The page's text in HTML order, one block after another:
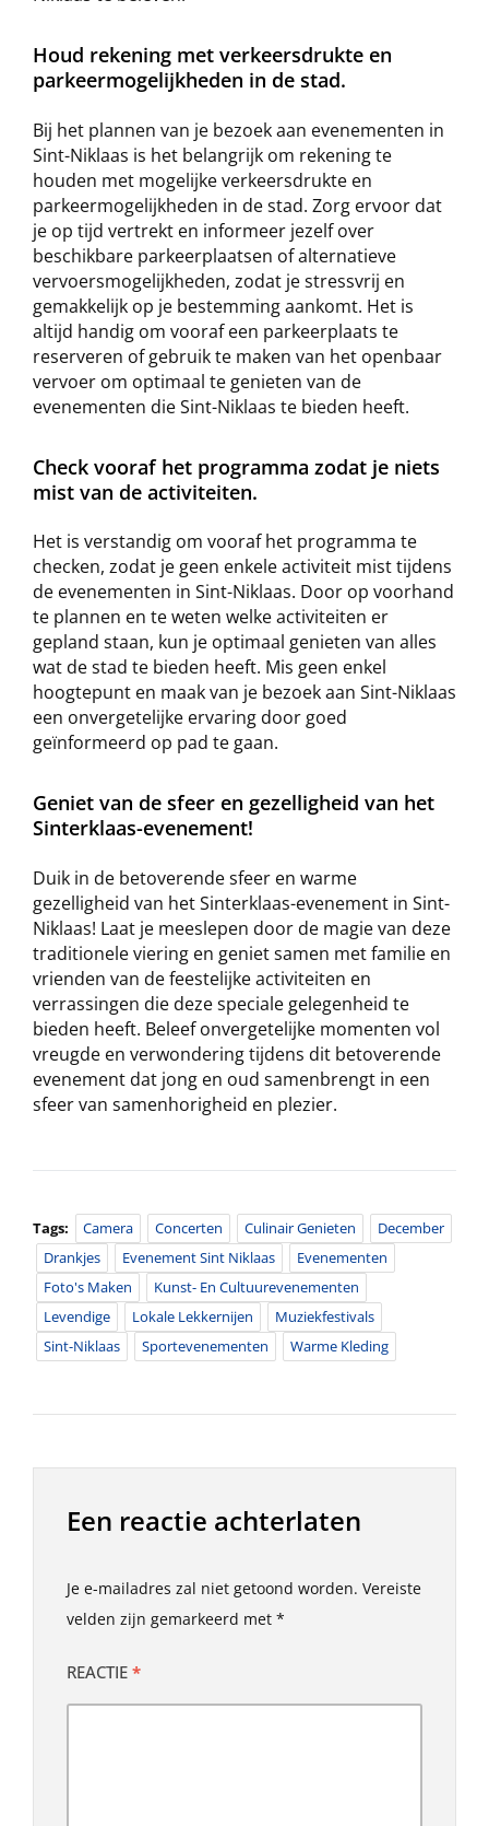
Houd rekening met verkeersdrukte en
parkeermogelijkheden in de stad.
Bij het plannen van je bezoek aan evenementen in
Sint-Niklaas is het belangrijk om rekening te
houden met mogelijke verkeersdrukte en
parkeermogelijkheden in de stad. Zorg ervoor dat
je op tijd vertrekt en informeer jezelf over
beschikbare parkeerplaatsen of alternatieve
vervoersmogelijkheden, zodat je stressvrij en
gemakkelijk op je bestemming aankomt. Het is
altijd handig om vooraf een parkeerplaats te
reserveren of gebruik te maken van het openbaar
vervoer om optimaal te genieten van de
evenementen die Sint-Niklaas te bieden heeft.
Check vooraf het programma zodat je niets
mist van de activiteiten.
Het is verstandig om vooraf het programma te
checken, zodat je geen enkele activiteit mist tijdens
de evenementen in Sint-Niklaas. Door op voorhand
te plannen en te weten welke activiteiten er
gepland staan, kun je optimaal genieten van alles
wat de stad te bieden heeft. Mis geen enkel
hoogtepunt en maak van je bezoek aan Sint-Niklaas
een onvergetelijke ervaring door goed
geïnformeerd op pad te gaan.
Geniet van de sfeer en gezelligheid van het
Sinterklaas-evenement!
Duik in de betoverende sfeer en warme
gezelligheid van het Sinterklaas-evenement in Sint-
Niklaas! Laat je meeslepen door de magie van deze
traditionele viering en geniet samen met familie en
vrienden van de feestelijke activiteiten en
verrassingen die deze speciale gelegenheid te
bieden heeft. Beleef onvergetelijke momenten vol
vreugde en verwondering tijdens dit betoverende
evenement dat jong en oud samenbrengt in een
sfeer van samenhorigheid en plezier.
Tags: Camera Concerten Culinair Genieten
December
Drankjes
Evenement Sint Niklaas
Evenementen
Foto's Maken
Kunst- En Cultuurevenementen
Levendige
Lokale Lekkernijen
Muziekfestivals
Sint-Niklaas
Sportevenementen Warme Kleding
Een reactie achterlaten
Je e-mailadres zal niet getoond worden. Vereiste
velden zijn gemarkeerd met *
REACTIE *